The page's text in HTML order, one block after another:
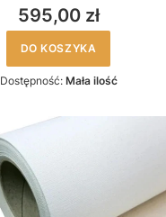
595,00 zł
DO KOSZYKA
Dostępność: Mała ilość